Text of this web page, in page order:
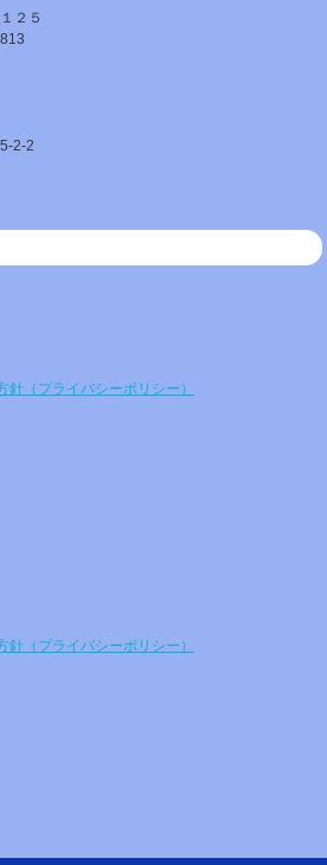
２５
2-2
（プライバシーポリシー）
（プライバシーポリシー）